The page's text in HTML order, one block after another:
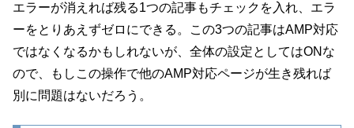
エラーが消えれば残る1つの記事もチェックを入れ、エラ
ーをとりあえずゼロにできる。この3つの記事はAMP対応
ではなくなるかもしれないが、全体の設定としてはONな
ので、もしこの操作で他のAMP対応ページが生き残れば
別に問題はないだろう。